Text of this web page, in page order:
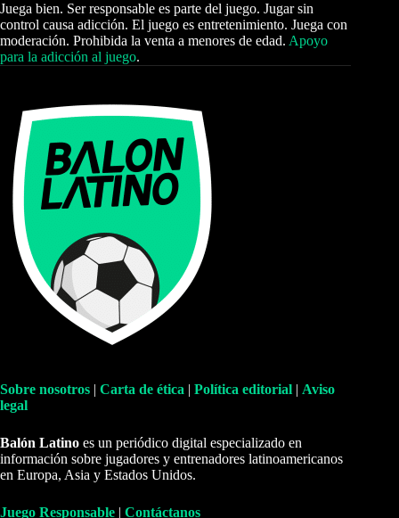
Juega bien. Ser responsable es parte del juego. Jugar sin
control causa adicción. El juego es entretenimiento. Juega con
moderación. Prohibida la venta a menores de edad. Apoyo
para la adicción al juego.
Sobre nosotros | Carta de ética | Política editorial | Aviso
legal
Balón Latino es un periódico digital especializado en
información sobre jugadores y entrenadores latinoamericanos
en Europa, Asia y Estados Unidos.
Juego Responsable | Contáctanos